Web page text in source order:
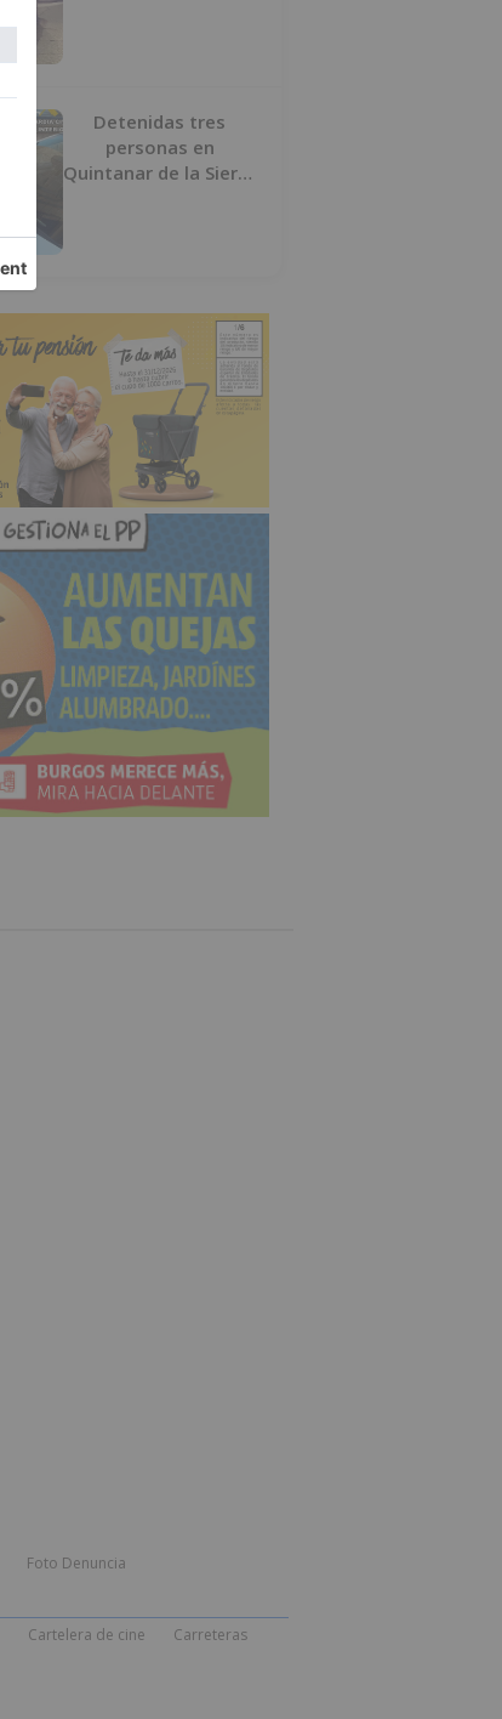
Detenidas tres
personas en
Quintanar de la Sierra
Foto Denuncia
Cartelera de cine Carreteras